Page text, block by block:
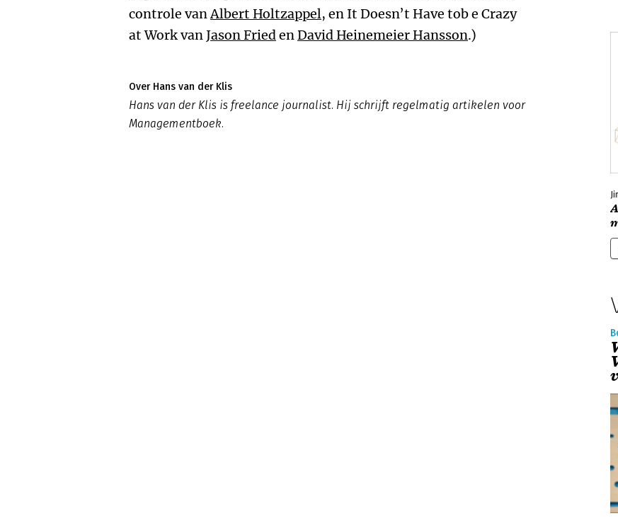
controle vanAlbert Holtzappel, en It Doesn’t Have tob e Crazy
at Work vanJason FriedenDavid Heinemeier Hansson.)
Over Hans van der Klis
Hans van der Klis is freelance journalist. Hij schrijft regelmatig artikelen voor
Managementboek.